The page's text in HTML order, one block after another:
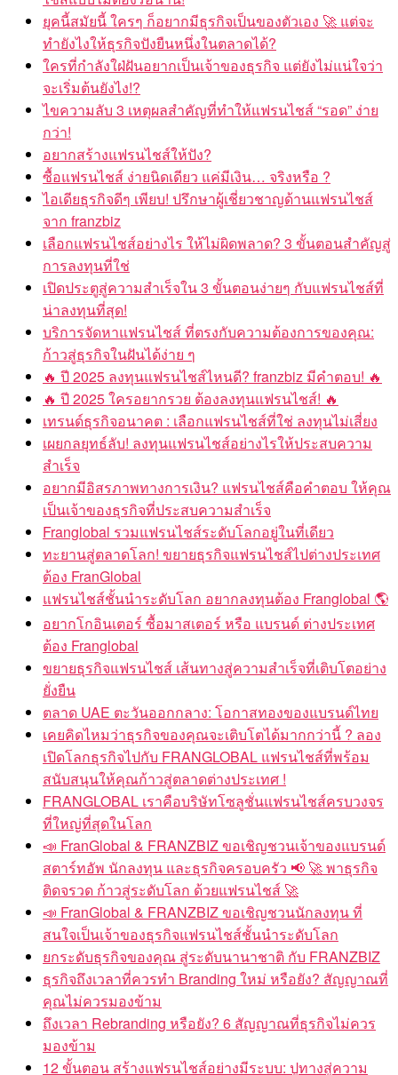
ยุคนี้สมัยนี้ ใครๆ ก็อยากมีธุรกิจเป็นของตัวเอง 🚀 แต่จะ
ทำยังไงให้ธุรกิจปังยืนหนึ่งในตลาดได้?
ใครที่กำลังใฝ่ฝันอยากเป็นเจ้าของธุรกิจ แต่ยังไม่แน่ใจว่า
จะเริ่มต้นยังไง!?
ไขความลับ 3 เหตุผลสำคัญที่ทำให้แฟรนไชส์ “รอด” ง่าย
กว่า!
อยากสร้างแฟรนไชส์ให้ปัง?
ซื้อแฟรนไชส์ ง่ายนิดเดียว แค่มีเงิน… จริงหรือ ?
ไอเดียธุรกิจดีๆ เพียบ! ปรึกษาผู้เชี่ยวชาญด้านแฟรนไชส์
จาก franzbiz
เลือกแฟรนไชส์อย่างไร ให้ไม่ผิดพลาด? 3 ขั้นตอนสำคัญสู่
การลงทุนที่ใช่
เปิดประตูสู่ความสำเร็จใน 3 ขั้นตอนง่ายๆ กับแฟรนไชส์ที่
น่าลงทุนที่สุด!
บริการจัดหาแฟรนไชส์ ที่ตรงกับความต้องการของคุณ:
ก้าวสู่ธุรกิจในฝันได้ง่าย ๆ
🔥 ปี 2025 ลงทุนแฟรนไชส์ไหนดี? franzbiz มีคำตอบ! 🔥
🔥 ปี 2025 ใครอยากรวย ต้องลงทุนแฟรนไชส์! 🔥
เทรนด์ธุรกิจอนาคต : เลือกแฟรนไชส์ที่ใช่ ลงทุนไม่เสี่ยง
เผยกลยุทธ์ลับ! ลงทุนแฟรนไชส์อย่างไรให้ประสบความ
สำเร็จ
อยากมีอิสรภาพทางการเงิน? แฟรนไชส์คือคำตอบ ให้คุณ
เป็นเจ้าของธุรกิจที่ประสบความสำเร็จ
Franglobal รวมแฟรนไชส์ระดับโลกอยู่ในที่เดียว
ทะยานสู่ตลาดโลก! ขยายธุรกิจแฟรนไชส์ไปต่างประเทศ
ต้อง FranGlobal
แฟรนไชส์ชั้นนำระดับโลก อยากลงทุนต้อง Franglobal 🌎
อยากโกอินเตอร์ ซื้อมาสเตอร์ หรือ แบรนด์ ต่างประเทศ
ต้อง Franglobal
ขยายธุรกิจแฟรนไชส์ เส้นทางสู่ความสำเร็จที่เติบโตอย่าง
ยั่งยืน
ตลาด UAE ตะวันออกกลาง: โอกาสทองของแบรนด์ไทย
เคยคิดไหมว่าธุรกิจของคุณจะเติบโตได้มากกว่านี้ ? ลอง
เปิดโลกธุรกิจไปกับ FRANGLOBAL แฟรนไชส์ที่พร้อม
สนับสนุนให้คุณก้าวสู่ตลาดต่างประเทศ !
FRANGLOBAL เราคือบริษัทโซลูชั่นแฟรนไชส์ครบวงจร
ที่ใหญ่ที่สุดในโลก
📣 FranGlobal & FRANZBIZ ขอเชิญชวนเจ้าของแบรนด์
สตาร์ทอัพ นักลงทุน และธุรกิจครอบครัว 📢 🚀 พาธุรกิจ
ติดจรวด ก้าวสู่ระดับโลก ด้วยแฟรนไชส์ 🚀
📣 FranGlobal & FRANZBIZ ขอเชิญชวนนักลงทุน ที่
สนใจเป็นเจ้าของธุรกิจแฟรนไชส์ชั้นนำระดับโลก
ยกระดับธุรกิจของคุณ สู่ระดับนานาชาติ กับ FRANZBIZ
ธุรกิจถึงเวลาที่ควรทำ Branding ใหม่ หรือยัง? สัญญาณที่
คุณไม่ควรมองข้าม
ถึงเวลา Rebranding หรือยัง? 6 สัญญาณที่ธุรกิจไม่ควร
มองข้าม
12 ขั้นตอน สร้างแฟรนไชส์อย่างมีระบบ: ปูทางสู่ความ